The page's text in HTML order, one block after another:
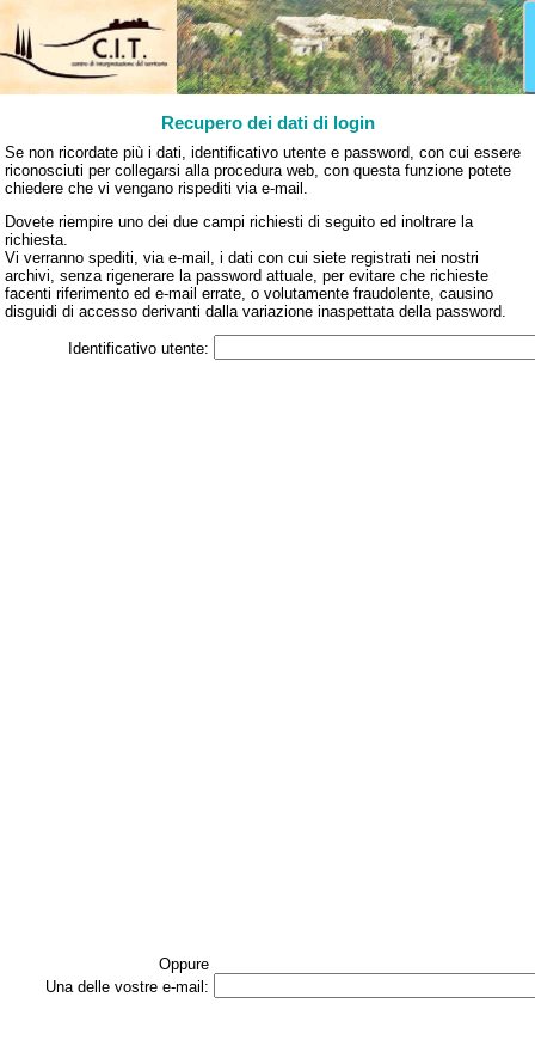
Recupero dei dati di login
Se non ricordate più i dati, identificativo utente e password, con cui essere
riconosciuti per collegarsi alla procedura web, con questa funzione potete
chiedere che vi vengano rispediti via e‑mail.
Dovete riempire uno dei due campi richiesti di seguito ed inoltrare la
richiesta.
Vi verranno spediti, via e‑mail, i dati con cui siete registrati nei nostri
archivi, senza rigenerare la password attuale, per evitare che richieste
facenti riferimento ed e‑mail errate, o volutamente fraudolente, causino
disguidi di accesso derivanti dalla variazione inaspettata della password.
Identificativo utente:
Oppure
Una delle vostre e‑mail: